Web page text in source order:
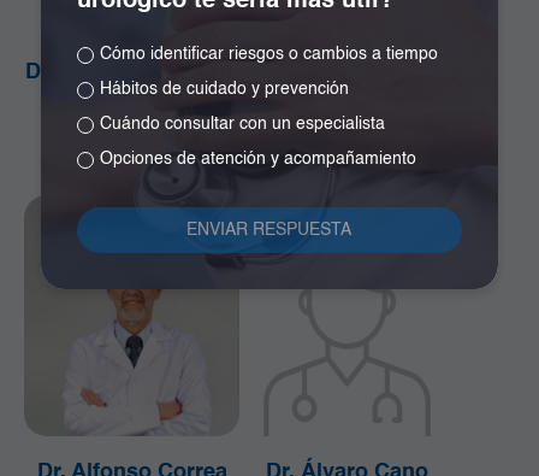
Dr. Alejandro Orozco
Plazas
Cirugía de la Mama y
Tumores de Tejidos
Girón
Especialista en
Neurocirugía
Cómo identificar riesgos o cambios a tiempo
Hábitos de cuidado y prevención
Cuándo consultar con un especialista
Opciones de atención y acompañamiento